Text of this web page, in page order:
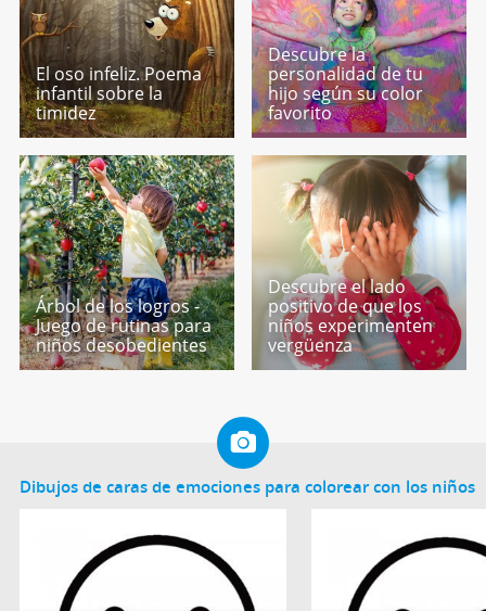
El oso infeliz. Poema
infantil sobre la
timidez
Descubre la
personalidad de tu
hijo según su color
favorito
Árbol de los logros -
Juego de rutinas para
niños desobedientes
Descubre el lado
positivo de que los
niños experimenten
vergüenza
Dibujos de caras de emociones para colorear con los niños